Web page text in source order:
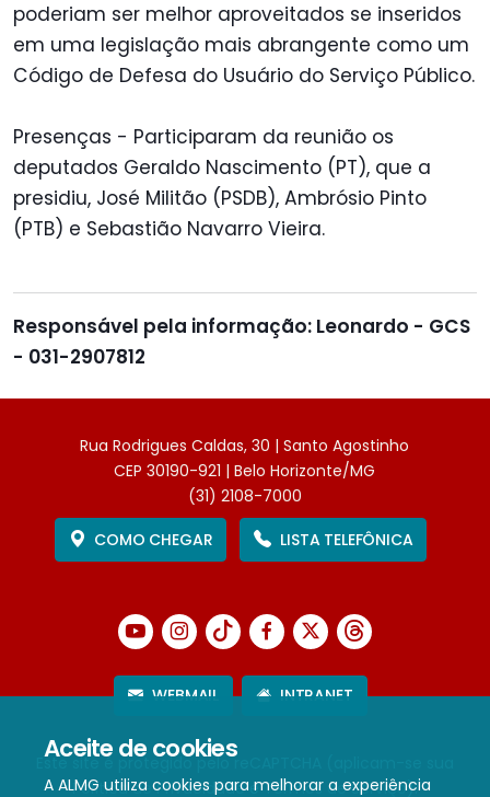
Aceite de cookies
A ALMG utiliza cookies para melhorar a experiência
poderiam ser melhor aproveitados se inseridos
em uma legislação mais abrangente como um
Código de Defesa do Usuário do Serviço Público.
Presenças - Participaram da reunião os
deputados Geraldo Nascimento (PT), que a
presidiu, José Militão (PSDB), Ambrósio Pinto
(PTB) e Sebastião Navarro Vieira.
Responsável pela informação: Leonardo - GCS
- 031-2907812
Rua Rodrigues Caldas, 30 | Santo Agostinho
CEP 30190-921 | Belo Horizonte/MG
(31) 2108-7000
COMO CHEGAR
LISTA TELEFÔNICA
WEBMAIL INTRANET
Este site é protegido pelo reCAPTCHA (aplicam-se sua
Política de PrivacidadeeTermos de Serviço).